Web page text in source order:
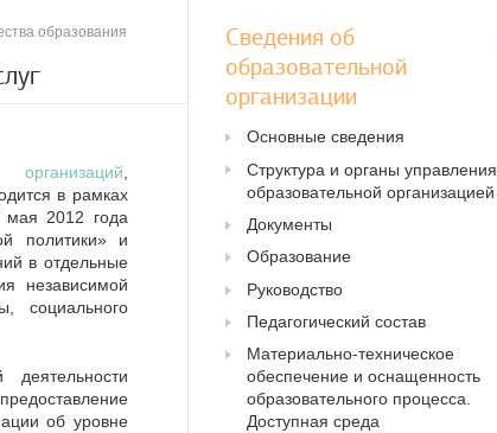
образования
в рамках
мая 2012 года
политики» и
в отдельные
независимой
социального
об уровне
Сведения об
образовательной
организации
Основные сведения
Структура и органы управления
образовательной организацией
Документы
Образование
Руководство
Педагогический состав
Материально-техническое
обеспечение и оснащенность
образовательного процесса.
Доступная среда